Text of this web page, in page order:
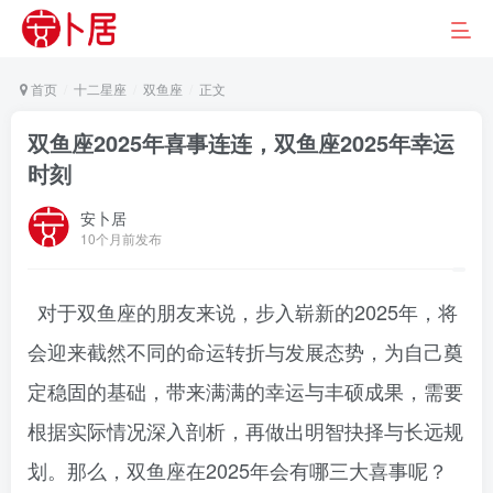
首页 十二星座 双鱼座 正文
双鱼座2025年喜事连连，双鱼座2025年幸运
时刻
安卜居
10个月前发布
对于双鱼座的朋友来说，步入崭新的2025年，将
会迎来截然不同的命运转折与发展态势，为自己奠
定稳固的基础，带来满满的幸运与丰硕成果，需要
根据实际情况深入剖析，再做出明智抉择与长远规
划。那么，双鱼座在2025年会有哪三大喜事呢？